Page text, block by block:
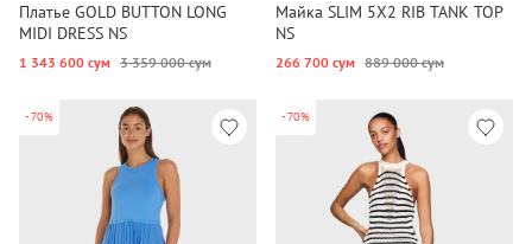
Платье GOLD BUTTON LONG
MIDI DRESS NS
1 343 600 сум 3 359 000 сум
Майка SLIM 5X2 RIB TANK TOP
NS
266 700 сум 889 000 сум
-70% -70%